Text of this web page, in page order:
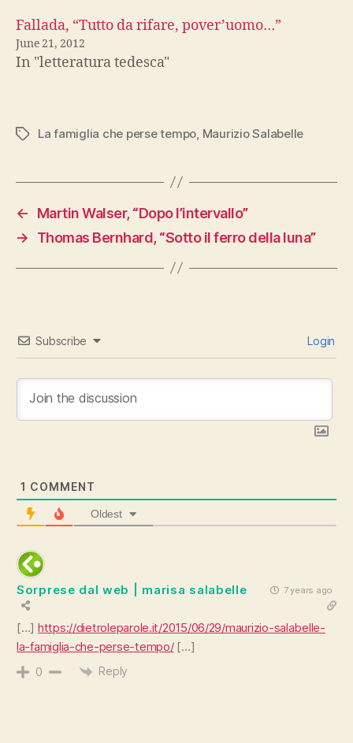
Fallada, “Tutto da rifare, pover’uomo…”
June 21, 2012
In "letteratura tedesca"
TagsLa famiglia che perse tempo Maurizio Salabelle
←
Martin Walser, “Dopo l’intervallo”
→
Thomas Bernhard, “Sotto il ferro della luna”
Subscribe Login
1 COMMENT
Oldest
Sorprese dal web | marisa salabelle 7 years ago
[…] https://dietroleparole.it/2015/06/29/maurizio-salabelle-
la-famiglia-che-perse-tempo/[…]
0 Reply